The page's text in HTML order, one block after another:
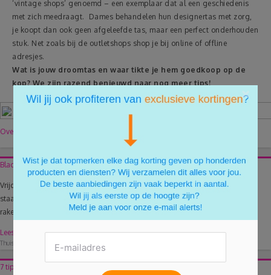
‘vintage shops’ genoemd – een exemplaar dat al een geschiedenis
met zich meedraagt. Dames behandelen hun designertas met zorg,
je koopt dan ook geen afgeleefde tas, maar een perfect onderhouden
stuk. Net zoals bij de outletshops shop je bij online of offline
adresjes.
Wat is jouw droomtas en waar tikte je hem goedkoop op de
kop? We zijn razend benieuwd naar nog meer tips!
Over de auteur
Black Friday, dé dag voor al je kerstinkopen!
Vrijdag 25 november is het Black Friday, de dag die in Amerika al jaren bekend
staat als de aftrap van de kerstinkopen. Ook steeds meer Belgische webshops
raken bekend met het...
Lees meer
Thuis
7 tips voor een geslaagde online soldentocht
×